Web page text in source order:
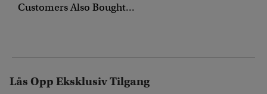
Customers Also Bought...
Lås Opp Eksklusiv Tilgang